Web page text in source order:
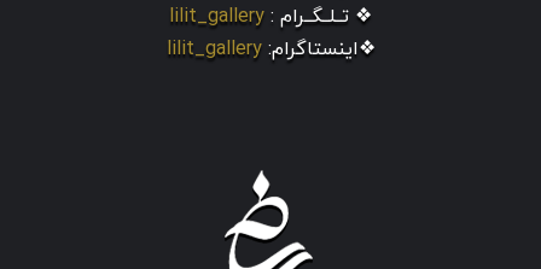
❖ تــلــگــرام : lilit_gallery
❖اینستاگرام: lilit_gallery